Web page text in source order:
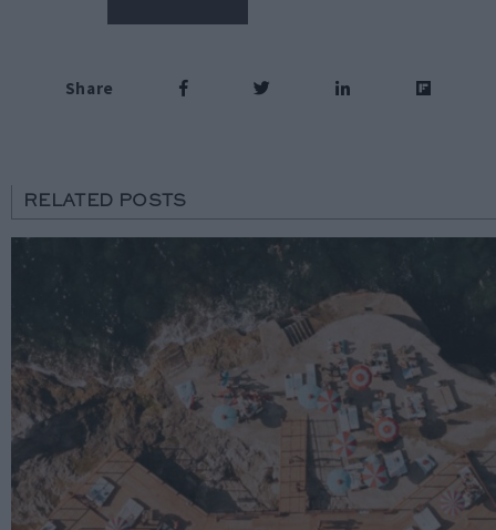
Share
RELATED POSTS